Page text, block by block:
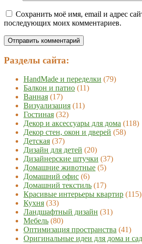
Сохранить моё имя, email и адрес
последующих моих комментариев.
Разделы сайта:
HandMade и переделки (79)
Балкон и патио (11)
Ванная (17)
Визуализация (11)
Гостиная (32)
Декор и аксессуары для дома (118)
Декор стен, окон и дверей (58)
Детская (37)
Дизайн для детей (20)
Дизайнерские штучки (37)
Домашние животные (5)
Домашний офис (6)
Домашний текстиль (17)
Красивые интерьеры квартир (115)
Кухня (33)
Ландшафтный дизайн (31)
Мебель (80)
Оптимизация пространства (41)
Оригинальные идеи для дома и